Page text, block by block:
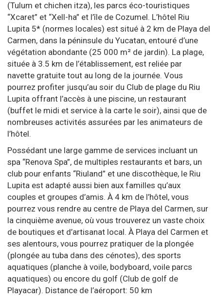
(Tulum et chichen itza), les parcs éco-touristiques
“Xcaret” et “Xell-ha” et l’île de Cozumel. L’hôtel Riu
Lupita 5* (normes locales) est situé à 2 km de Playa del
Carmen, dans la péninsule du Yucatan, entouré d’une
végétation abondante (25 000 m² de jardin). La plage,
située à 3.5 km de l’établissement, est reliée par
navette gratuite tout au long de la journée. Vous
pourrez profiter jusqu’au soir du Club de plage du Riu
Lupita offrant l’accès à une piscine, un restaurant
(buffet le midi et service à la carte le soir), ainsi que de
nombreuses activités assurées par les animateurs de
l’hôtel.
Possédant une large gamme de services incluant un
spa “Renova Spa”, de multiples restaurants et bars, un
club pour enfants “Riuland” et une discothèque, le Riu
Lupita est adapté aussi bien aux familles qu’aux
couples et groupes d’amis. À 4 km de l’hôtel, vous
pourrez vous rendre au centre de Playa del Carmen, sur
la cinquième avenue, où vous trouverez un vaste choix
de boutiques et d’artisanat local. À Playa del Carmen et
ses alentours, vous pourrez pratiquer de la plongée
(plongée au tuba dans des cénotes), des sports
aquatiques (planche à voile, bodyboard, voile parcs
aquatiques) ou encore du golf (Club de golf de
Playacar). Distance de l’aéroport: 50 km